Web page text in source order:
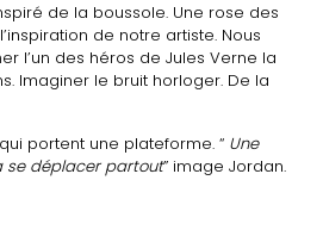
de la boussole. Une rose des
de notre artiste. Nous
l’un des héros de Jules Verne la
Imaginer le bruit horloger. De la
portent une plateforme. “ Une
se déplacer partout” image Jordan.